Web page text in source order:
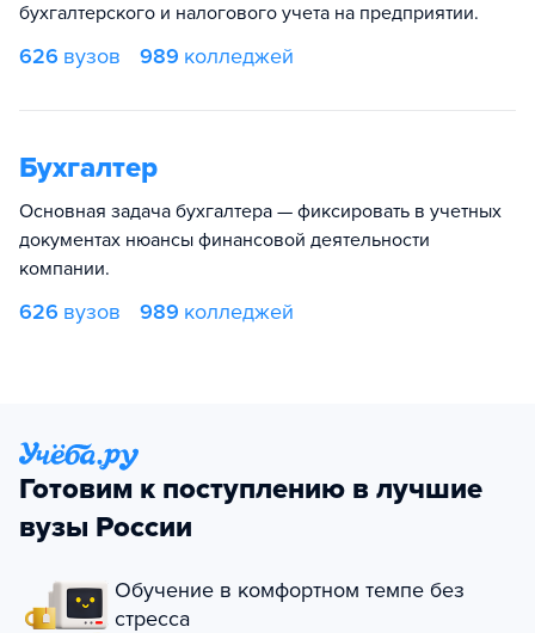
бухгалтерского и налогового учета на предприятии.
626 вузов 989 колледжей
Бухгалтер
Основная задача бухгалтера — фиксировать в учетных
документах нюансы финансовой деятельности
компании.
626 вузов 989 колледжей
Готовим к поступлению в лучшие
вузы России
Обучение в комфортном темпе без
стресса